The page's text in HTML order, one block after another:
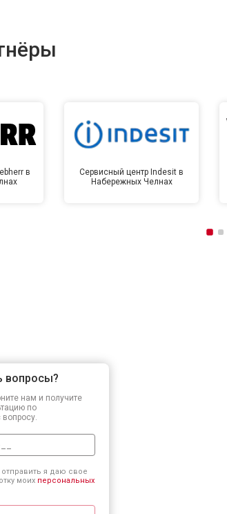
в
Сервисный центр Indesit в
Набережных Челнах
вопросы?
нам и получите
по
я даю свое
моих персональных